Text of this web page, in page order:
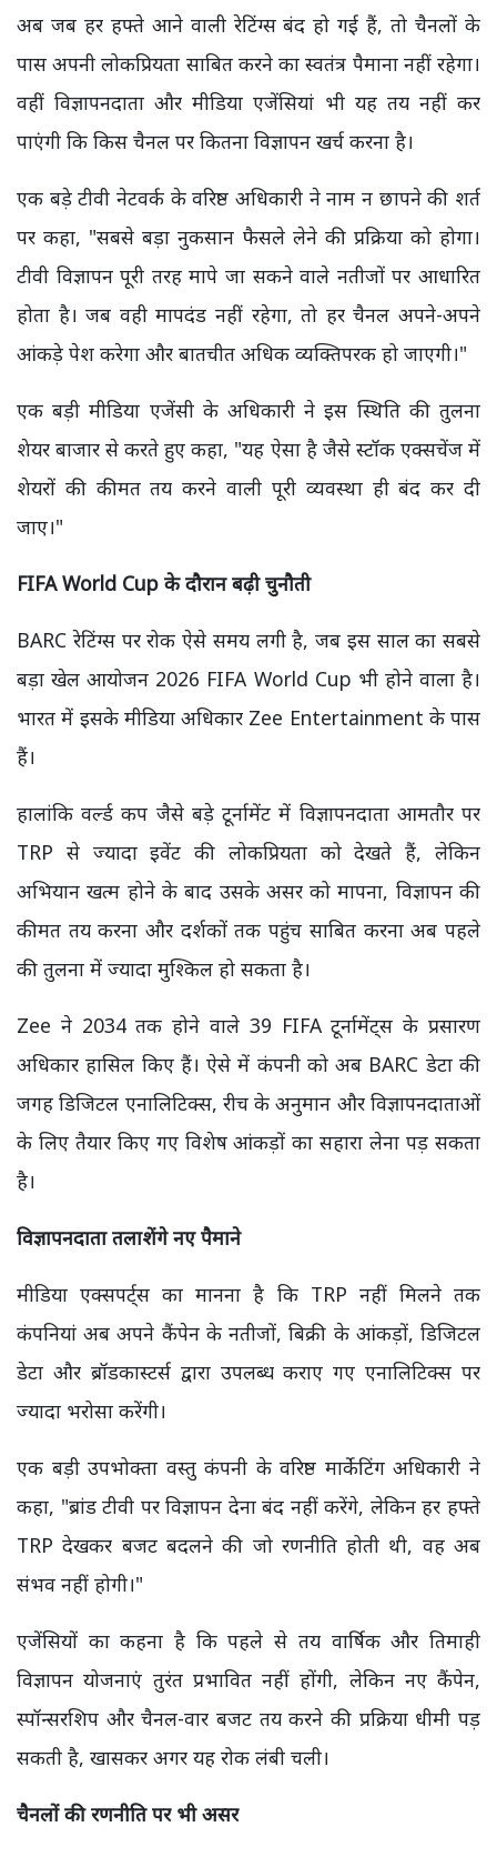
अब जब हर हफ्ते आने वाली रेटिंग्स बंद हो गई हैं, तो चैनलों के
पास अपनी लोकप्रियता साबित करने का स्वतंत्र पैमाना नहीं रहेगा।
वहीं विज्ञापनदाता और मीडिया एजेंसियां भी यह तय नहीं कर
पाएंगी कि किस चैनल पर कितना विज्ञापन खर्च करना है।
एक बड़े टीवी नेटवर्क के वरिष्ठ अधिकारी ने नाम न छापने की शर्त
पर कहा, "सबसे बड़ा नुकसान फैसले लेने की प्रक्रिया को होगा।
टीवी विज्ञापन पूरी तरह मापे जा सकने वाले नतीजों पर आधारित
होता है। जब वही मापदंड नहीं रहेगा, तो हर चैनल अपने-अपने
आंकड़े पेश करेगा और बातचीत अधिक व्यक्तिपरक हो जाएगी।"
एक बड़ी मीडिया एजेंसी के अधिकारी ने इस स्थिति की तुलना
शेयर बाजार से करते हुए कहा, "यह ऐसा है जैसे स्टॉक एक्सचेंज में
शेयरों की कीमत तय करने वाली पूरी व्यवस्था ही बंद कर दी
जाए।"
FIFA World Cup के दौरान बढ़ी चुनौती
BARC रेटिंग्स पर रोक ऐसे समय लगी है, जब इस साल का सबसे
बड़ा खेल आयोजन 2026 FIFA World Cup भी होने वाला है।
भारत में इसके मीडिया अधिकार Zee Entertainment के पास
हैं।
हालांकि वर्ल्ड कप जैसे बड़े टूर्नामेंट में विज्ञापनदाता आमतौर पर
TRP से ज्यादा इवेंट की लोकप्रियता को देखते हैं, लेकिन
अभियान खत्म होने के बाद उसके असर को मापना, विज्ञापन की
कीमत तय करना और दर्शकों तक पहुंच साबित करना अब पहले
की तुलना में ज्यादा मुश्किल हो सकता है।
Zee ने 2034 तक होने वाले 39 FIFA टूर्नामेंट्स के प्रसारण
अधिकार हासिल किए हैं। ऐसे में कंपनी को अब BARC डेटा की
जगह डिजिटल एनालिटिक्स, रीच के अनुमान और विज्ञापनदाताओं
के लिए तैयार किए गए विशेष आंकड़ों का सहारा लेना पड़ सकता
है।
विज्ञापनदाता तलाशेंगे नए पैमाने
मीडिया एक्सपर्ट्स का मानना है कि TRP नहीं मिलने तक
कंपनियां अब अपने कैंपेन के नतीजों, बिक्री के आंकड़ों, डिजिटल
डेटा और ब्रॉडकास्टर्स द्वारा उपलब्ध कराए गए एनालिटिक्स पर
ज्यादा भरोसा करेंगी।
एक बड़ी उपभोक्ता वस्तु कंपनी के वरिष्ठ मार्केटिंग अधिकारी ने
कहा, "ब्रांड टीवी पर विज्ञापन देना बंद नहीं करेंगे, लेकिन हर हफ्ते
TRP देखकर बजट बदलने की जो रणनीति होती थी, वह अब
संभव नहीं होगी।"
एजेंसियों का कहना है कि पहले से तय वार्षिक और तिमाही
विज्ञापन योजनाएं तुरंत प्रभावित नहीं होंगी, लेकिन नए कैंपेन,
स्पॉन्सरशिप और चैनल-वार बजट तय करने की प्रक्रिया धीमी पड़
सकती है, खासकर अगर यह रोक लंबी चली।
चैनलों की रणनीति पर भी असर